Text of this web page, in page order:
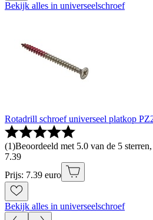
Bekijk alles in universeelschroef
Rotadrill schroef universeel platkop
(1)Beoordeeld met 5.0 van de 5
7.39
Prijs: 7.39 euro
Bekijk alles in universeelschroef